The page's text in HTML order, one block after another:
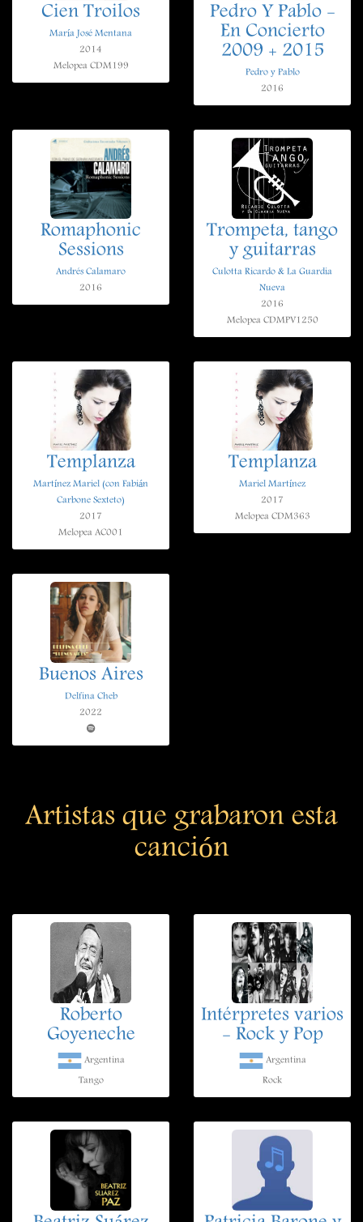
Cien Troilos
María José Mentana
2014
Melopea CDM199
Pedro Y Pablo -
En Concierto
2009 + 2015
Pedro y Pablo
2016
Romaphonic
Sessions
Andrés Calamaro
2016
Trompeta, tango
y guitarras
Culotta Ricardo & La Guardia
Nueva
2016
Melopea CDMPV1250
Templanza
Martínez Mariel (con Fabián
Carbone Sexteto)
2017
Melopea AC001
Templanza
Mariel Martínez
2017
Melopea CDM363
Buenos Aires
Delfina Cheb
2022
Artistas que grabaron esta
canción
Roberto
Goyeneche
Argentina
Tango
Intérpretes varios
- Rock y Pop
Argentina
Rock